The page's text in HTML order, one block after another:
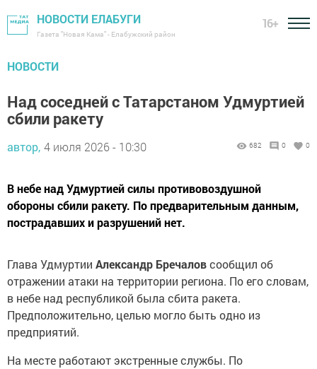
НОВОСТИ ЕЛАБУГИ
Газета "Новая Кама" - Елабужский район
16+
НОВОСТИ
Над соседней с Татарстаном Удмуртией
сбили ракету
автор, 4 июля 2026 - 10:30 682 0 0
В небе над Удмуртией силы противовоздушной
обороны сбили ракету. По предварительным данным,
пострадавших и разрушений нет.
Глава Удмуртии Александр Бречаловсообщил об
отражении атаки на территории региона. По его словам,
в небе над республикой была сбита ракета.
Предположительно, целью могло быть одно из
предприятий.
На месте работают экстренные службы. По